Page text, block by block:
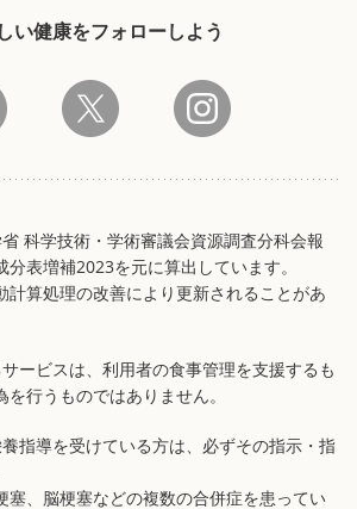
い健康をフォローしよう
科学技術・学術審議会資源調査分科会報
表増補2023を元に算出しています。
計算処理の改善により更新されることがあ
ービスは、利用者の食事管理を支援するも
行うものではありません。
指導を受けている方は、必ずその指示・指
塞、脳梗塞などの複数の合併症を患ってい